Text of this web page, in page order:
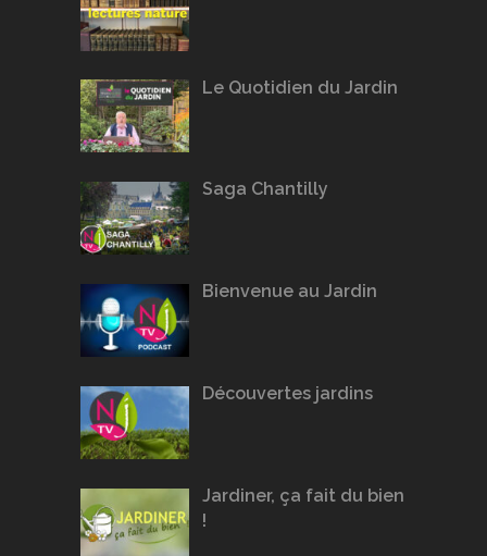
Le Quotidien du Jardin
Saga Chantilly
Bienvenue au Jardin
Découvertes jardins
Jardiner, ça fait du bien
!